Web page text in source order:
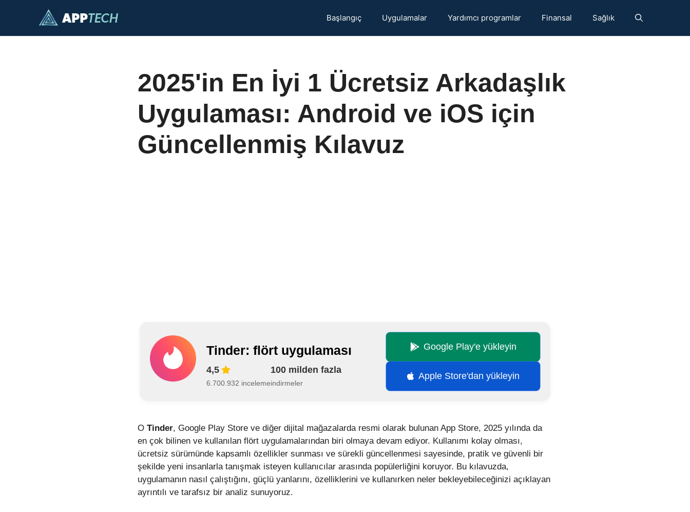
Başlangıç Uygulamalar Yardımcı programlar Finansal Sağlık
2025'in En İyi 1 Ücretsiz Arkadaşlık
Uygulaması: Android ve iOS için
Güncellenmiş Kılavuz
Tinder: flört uygulaması
4,5
6.700.932 inceleme
100 milden fazla
indirmeler
Google Play'e yükleyin
Apple Store'dan yükleyin
O Tinder, Google Play Store ve diğer dijital mağazalarda resmi olarak bulunan App Store, 2025 yılında da
en çok bilinen ve kullanılan flört uygulamalarından biri olmaya devam ediyor. Kullanımı kolay olması,
ücretsiz sürümünde kapsamlı özellikler sunması ve sürekli güncellenmesi sayesinde, pratik ve güvenli bir
şekilde yeni insanlarla tanışmak isteyen kullanıcılar arasında popülerliğini koruyor. Bu kılavuzda,
uygulamanın nasıl çalıştığını, güçlü yanlarını, özelliklerini ve kullanırken neler bekleyebileceğinizi açıklayan
ayrıntılı ve tarafsız bir analiz sunuyoruz.